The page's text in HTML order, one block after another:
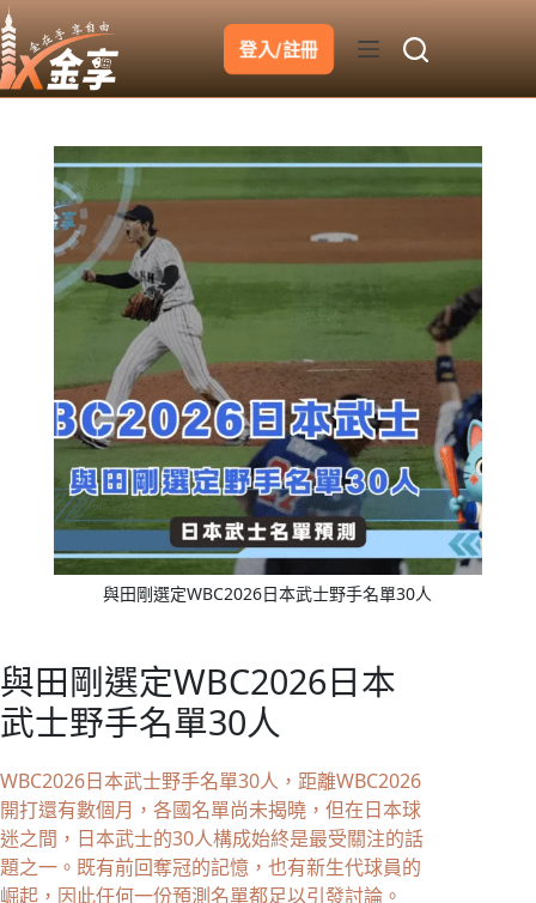
跳
至
主
要
登入/註冊
與田剛選定WBC2026日本武士野手名單30人
與田剛選定WBC2026日本
武士野手名單30人
WBC2026日本武士野手名單30人，距離WBC2026
開打還有數個月，各國名單尚未揭曉，但在日本球
迷之間，日本武士的30人構成始終是最受關注的話
題之一。既有前回奪冠的記憶，也有新生代球員的
崛起，因此任何一份預測名單都足以引發討論。